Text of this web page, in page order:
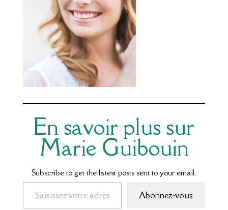
En savoir plus sur
Marie Guibouin
Subscribe to get the latest posts sent to your email.
Saisissez votre adresse e-mail…
Abonnez-vous